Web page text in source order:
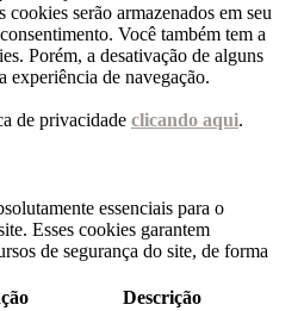
cookies serão armazenados em seu
Você também tem a
Porém, a desativação de alguns
experiência de navegação.
de privacidade clicando aqui.
essenciais para o
Esses cookies garantem
de segurança do site, de forma
Descrição